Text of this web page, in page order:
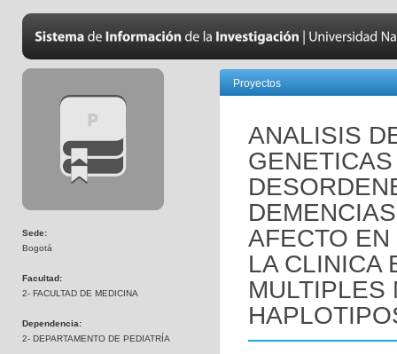
Sede:
Bogotá
Facultad:
2- FACULTAD DE MEDICINA
Dependencia:
2- DEPARTAMENTO DE PEDIATRÍA
Proyectos
ANALISIS
AFECTO
LA CLINICA
MULTIPLES